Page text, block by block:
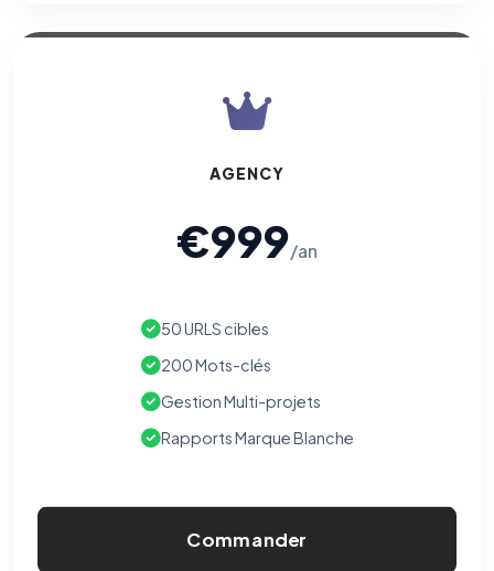
AGENCY
€999/an
50 URLS cibles
200 Mots-clés
Gestion Multi-projets
Rapports Marque Blanche
Commander